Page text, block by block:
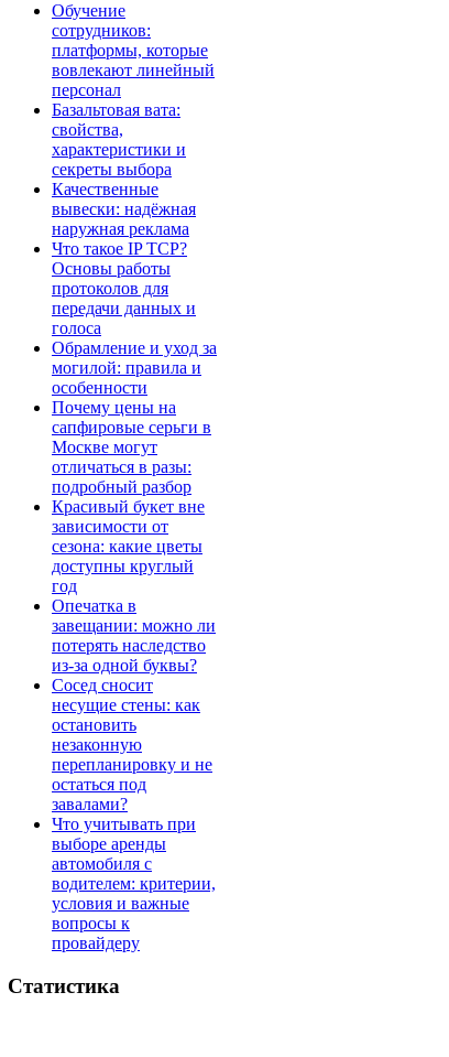
Обучение
сотрудников:
платформы, которые
вовлекают линейный
персонал
Базальтовая вата:
свойства,
характеристики и
секреты выбора
Качественные
вывески: надёжная
наружная реклама
Что такое IP TCP?
Основы работы
протоколов для
передачи данных и
голоса
Обрамление и уход за
могилой: правила и
особенности
Почему цены на
сапфировые серьги в
Москве могут
отличаться в разы:
подробный разбор
Красивый букет вне
зависимости от
сезона: какие цветы
доступны круглый
год
Опечатка в
завещании: можно ли
потерять наследство
из-за одной буквы?
Сосед сносит
несущие стены: как
остановить
незаконную
перепланировку и не
остаться под
завалами?
Что учитывать при
выборе аренды
автомобиля с
водителем: критерии,
условия и важные
вопросы к
провайдеру
Статистика